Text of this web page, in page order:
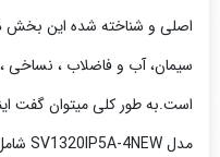
اصلی و شناخته شده این بخش
سیمان، آب و فاضلاب ، نساخی
مدل SV1320IP5A-4NEW شامل ویژگی های زیر میباشد: